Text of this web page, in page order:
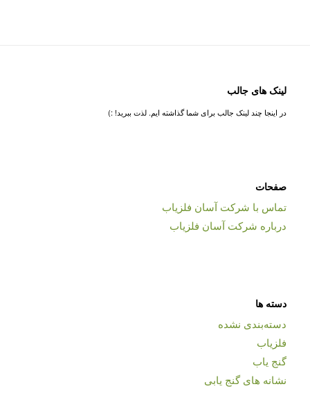
لینک های جالب
در اینجا چند لینک جالب برای شما گذاشته ایم. لذت ببرید! :)
صفحات
تماس با شرکت آسان فلزیاب
درباره شرکت آسان فلزیاب
دسته ها
دسته‌بندی نشده
فلزیاب
گنج یاب
نشانه های گنج یابی